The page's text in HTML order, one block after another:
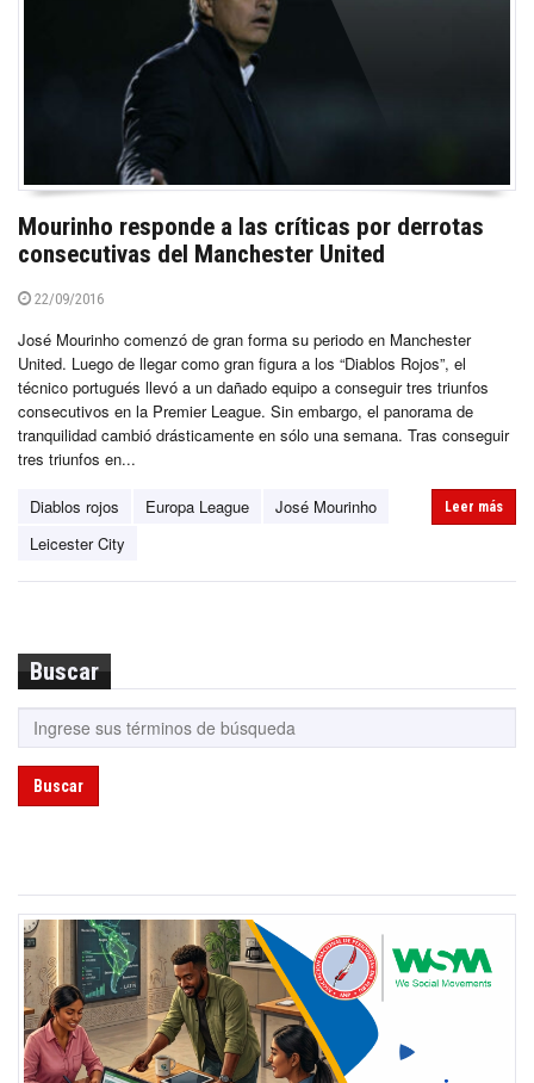
Mourinho responde a las críticas por derrotas
consecutivas del Manchester United
22/09/2016
José Mourinho comenzó de gran forma su periodo en Manchester
United. Luego de llegar como gran figura a los “Diablos Rojos”, el
técnico portugués llevó a un dañado equipo a conseguir tres triunfos
consecutivos en la Premier League. Sin embargo, el panorama de
tranquilidad cambió drásticamente en sólo una semana. Tras conseguir
tres triunfos en...
Diablos rojos Europa League
José Mourinho
Leicester City
Leer más
Buscar
Buscar